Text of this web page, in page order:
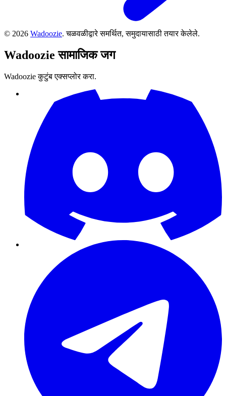
© 2026 Wadoozie.चळवळीद्वारे समर्थित, समुदायासाठी तयार केलेले.
Wadoozie सामाजिक जग
Wadoozie कुटुंब एक्सप्लोर करा.